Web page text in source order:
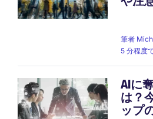
筆者
5 分程度
AIに
は？
ップ